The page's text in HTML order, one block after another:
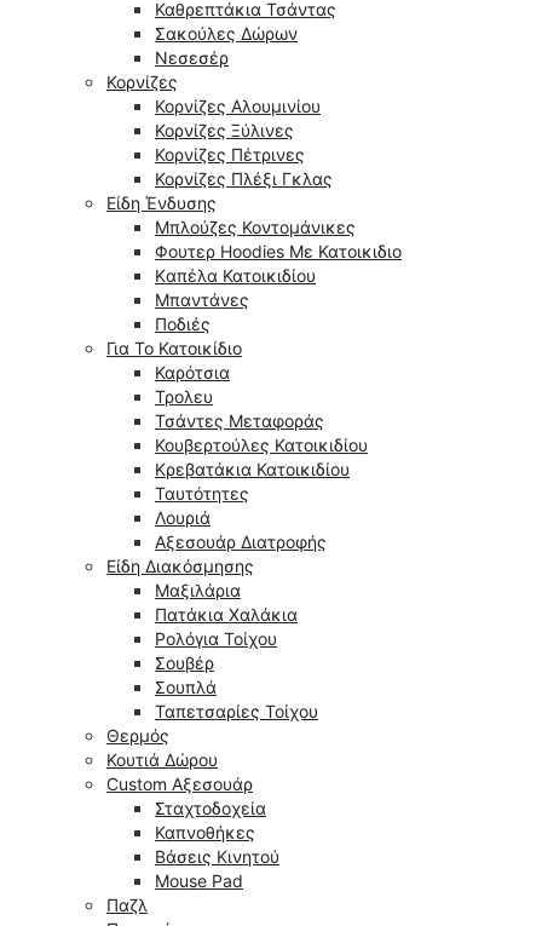
Καθρεπτάκια Τσάντας
Σακούλες Δώρων
Νεσεσέρ
Κορνίζες
Κορνίζες Αλουμινίου
Κορνίζες Ξύλινες
Κορνίζες Πέτρινες
Κορνίζες Πλέξι Γκλας
Είδη Ένδυσης
Μπλούζες Κοντομάνικες
Φουτερ Hoodies Με Κατοικιδιο
Kαπέλα Κατοικιδίου
Μπαντάνες
Ποδιές
Για Το Κατοικίδιο
Καρότσια
Τρολευ
Τσάντες Μεταφοράς
Κουβερτούλες Κατοικιδίου
Κρεβατάκια Κατοικιδίου
Ταυτότητες
Λουριά
Αξεσουάρ Διατροφής
Είδη Διακόσμησης
Μαξιλάρια
Πατάκια Χαλάκια
Ρολόγια Τοίχου
Σουβέρ
Σουπλά
Ταπετσαρίες Τοίχου
Θερμός
Κουτιά Δώρου
Custom Αξεσουάρ
Σταχτοδοχεία
Καπνοθήκες
Βάσεις Κινητού
Mouse Pad
Παζλ